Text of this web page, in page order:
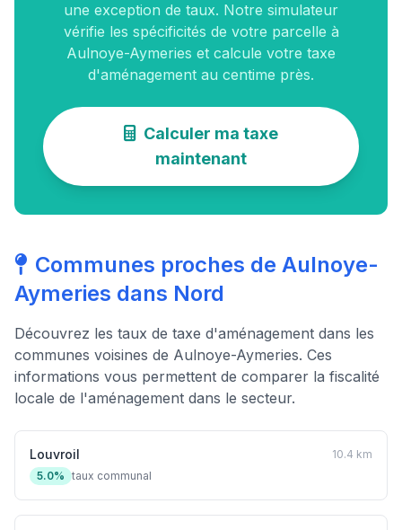
une exception de taux. Notre simulateur
vérifie les spécificités de votre parcelle à
Aulnoye-Aymeries et calcule votre taxe
d'aménagement au centime près.
Calculer ma taxe
maintenant
Communes proches de Aulnoye-
Aymeries dans Nord
Découvrez les taux de taxe d'aménagement dans les
communes voisines de Aulnoye-Aymeries. Ces
informations vous permettent de comparer la fiscalité
locale de l'aménagement dans le secteur.
Louvroil
10.4 km
5.0% taux communal